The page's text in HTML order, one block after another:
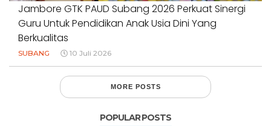
Jambore GTK PAUD Subang 2026 Perkuat Sinergi
Guru Untuk Pendidikan Anak Usia Dini Yang
Berkualitas
SUBANG 10 Juli 2026
MORE POSTS
POPULAR POSTS